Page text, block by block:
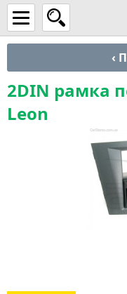
‹
2DIN рамка
Leon